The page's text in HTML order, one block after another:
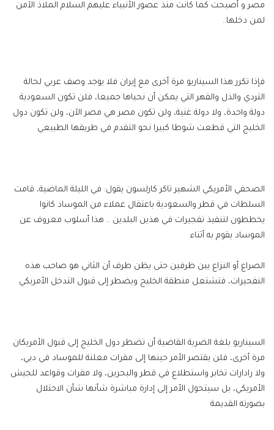
مصر و أصبحت كما كانت منذ عصور الأنبياء عليهم السلام الملاذ الآمن
لمن دخلها..
فإذا تكرر هذا السيناريو مرة أخرى مع إيران فلا يوجد وصف عربي لحالة
التردي والذل والقهر التي يمكن أن نحياها جميعا، فلن تكون السعودية
دولة واحدة، ولا دولة غنية، ولن تكون مصر هي مصر الآن، ولن تكون دول
الخليج التي قطعت شوطا كبيرا نحو التقدم في طريقها الطبيعي
الصحفي الأمريكي الشهير تاكر كارلسون يقول: في الليلة الماضية، قامت
السلطات في قطر والسعودية باعتقال عملاء من الموساد كانوا
يخططون لتنفيذ تفجيرات في هذين البلدين .. هذا أسلوب معروف عن
الموساد يقوم به أثناء
الصراع أو النزاع بين طرفين حتى يظن طرف أن الثاني هو صاحب هذه
النفحيرات، فتشتعل منطقة الخليج ويضطر إلى قبول التدخل الأمريكي
السيناريو بلغة الضربة القاضية أن تضطر دول الخليج إلى قبول الأمريكان
مرة أخرى، فلن يقتصر الأمر حينها إلى مقرات معلنة للموساد في دبي،
ولا رادارات تخابر واستطلاع في قطر والبحرين، ولا مقرات وقواعد للجيش
الأمريكي، بل سيتحول الأمر إلى إدارة مباشرة شأنها شأن الاحتلال
بصورته القديمة